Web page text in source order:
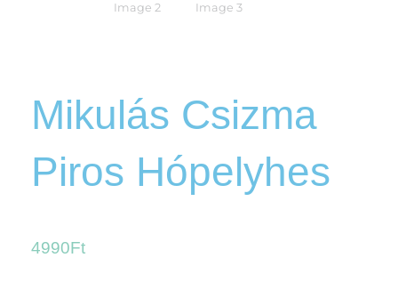
Mikulás Csizma
Piros Hópelyhes
4990Ft